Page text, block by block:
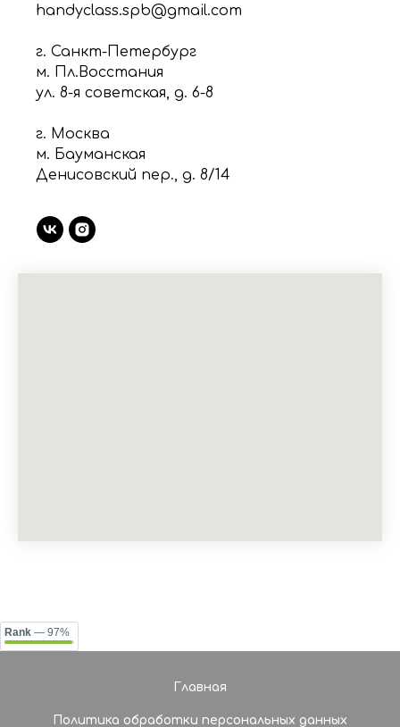
handyclass.spb@gmail.com
г. Санкт-Петербург
м. Пл.Восстания
ул. 8-я советская, д. 6-8
г. Москва
м. Бауманская
Денисовский пер., д. 8/14
Rank — 97%
Главная
Политика обработки персональных данных